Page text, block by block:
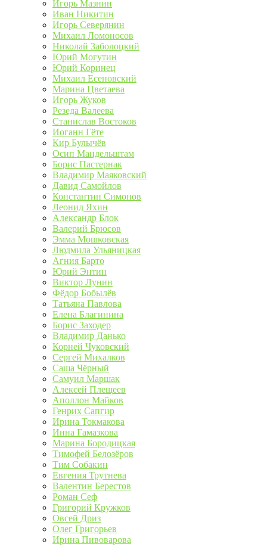
Игорь Мазнин
Иван Никитин
Игорь Северянин
Михаил Ломоносов
Николай Заболоцкий
Юрий Могутин
Юрий Коринец
Михаил Есеновский
Марина Цветаева
Игорь Жуков
Резеда Валеева
Станислав Востоков
Иоганн Гёте
Кир Булычёв
Осип Мандельштам
Борис Пастернак
Владимир Маяковский
Давид Самойлов
Константин Симонов
Леонид Яхин
Александр Блок
Валерий Брюсов
Эмма Мошковская
Людмила Ульяницкая
Агния Барто
Юрий Энтин
Виктор Лунин
Фёдор Бобылёв
Татьяна Павлова
Елена Благинина
Борис Заходер
Владимир Данько
Корней Чуковский
Сергей Михалков
Саша Чёрный
Самуил Маршак
Алексей Плещеев
Аполлон Майков
Генрих Сапгир
Ирина Токмакова
Инна Гамазкова
Марина Бородицкая
Тимофей Белозёров
Тим Собакин
Евгения Трутнева
Валентин Берестов
Роман Сеф
Григорий Кружков
Овсей Дриз
Олег Григорьев
Ирина Пивоварова